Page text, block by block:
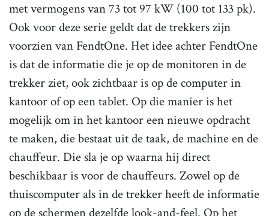
met vermogens van 73 tot 97 kW (100 tot 133 pk).
Ook voor deze serie geldt dat de trekkers zijn
voorzien van FendtOne. Het idee achter FendtOne
is dat de informatie die je op de monitoren in de
trekker ziet, ook zichtbaar is op de computer in
kantoor of op een tablet. Op die manier is het
mogelijk om in het kantoor een nieuwe opdracht
te maken, die bestaat uit de taak, de machine en de
chauffeur. Die sla je op waarna hij direct
beschikbaar is voor de chauffeurs. Zowel op de
thuiscomputer als in de trekker heeft de informatie
op de schermen dezelfde look-and-feel. Op het